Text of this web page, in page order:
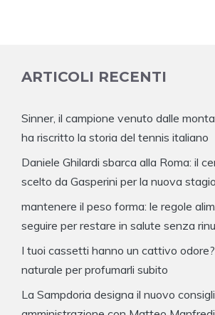
ARTICOLI RECENTI
Sinner, il campione venuto dalle
ha riscritto la storia del tennis italiano
Daniele Ghilardi sbarca alla Roma: il
scelto da Gasperini per la nuova
mantenere il peso forma: le regole
seguire per restare in salute senza
I tuoi cassetti hanno un cattivo
naturale per profumarli subito
La Sampdoria designa il nuovo